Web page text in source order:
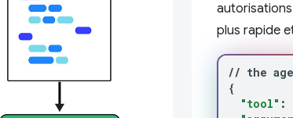
plus rapide
// the
{
"tool" :